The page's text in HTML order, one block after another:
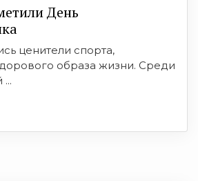
День
ценители спорта,
образа жизни. Среди